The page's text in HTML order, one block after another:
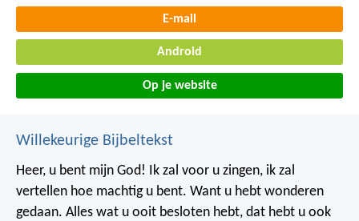
E-mail
Android
Op je website
Willekeurige Bijbeltekst
Heer, u bent mijn God! Ik zal voor u zingen, ik zal
vertellen hoe machtig u bent. Want u hebt wonderen
gedaan. Alles wat u ooit besloten hebt, dat hebt u ook